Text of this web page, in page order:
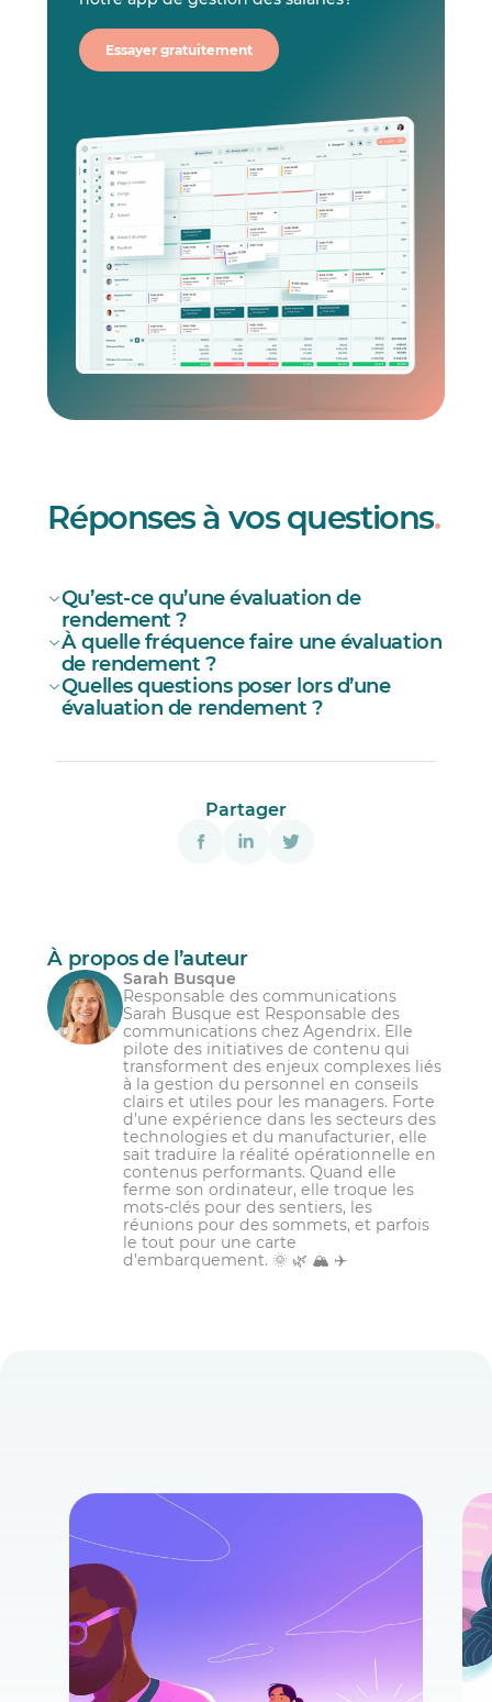
Essayer gratuitement
Réponses à vos questions.
Qu’est-ce qu’une évaluation de
rendement ?
À quelle fréquence faire une évaluation
de rendement ?
Quelles questions poser lors d’une
évaluation de rendement ?
Des tâches et des objectifs à atteindre;
Du niveau de service à la clientèle;
De laflexibilité du travail
De la conciliation travail et vie personnelle;
Des opportunités dedéveloppement des
compétences;
De la reconnaissance entre collègues;
De la communication.
Partager
À propos de l’auteur
Sarah Busque
Responsable des communications
Sarah Busque est Responsable des
communications chez Agendrix. Elle
pilote des initiatives de contenu qui
transforment des enjeux complexes liés
à la gestion du personnel en conseils
clairs et utiles pour les managers. Forte
d’une expérience dans les secteurs des
technologies et du manufacturier, elle
sait traduire la réalité opérationnelle en
contenus performants. Quand elle
ferme son ordinateur, elle troque les
mots-clés pour des sentiers, les
réunions pour des sommets, et parfois
le tout pour une carte
d’embarquement. 🌞 🌿 🏔️ ✈️